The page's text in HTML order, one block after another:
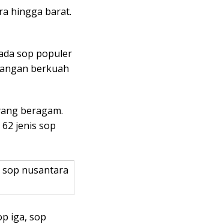
hingga barat.
sop populer
berkuah
beragam.
jenis sop
sop nusantara
iga, sop